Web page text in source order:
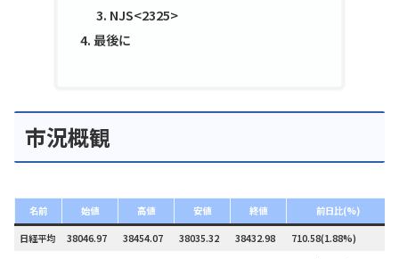
NJS<2325>
最後に
市況概観
名前 始値 高値 安値 終値 前日比(%)
日経平均 38046.97 38454.07 38035.32 38432.98 710.58(1.88%)